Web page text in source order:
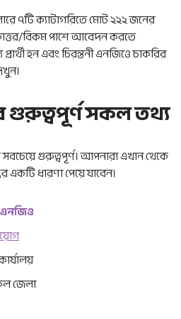
৭টি ক্যাটাগরিতে মোট ২২২ জনের
বিকম পাশে আবেদন করতে
হন এবং চিরন্তনী এনজিওে চাকরির
গুরুত্বপূর্ণ সকল তথ্য
গুরুত্বপূর্ণ। আপনারা এখান থেকে
একটি ধারণা পেয়ে যাবেন।
এনজিও
জেলা